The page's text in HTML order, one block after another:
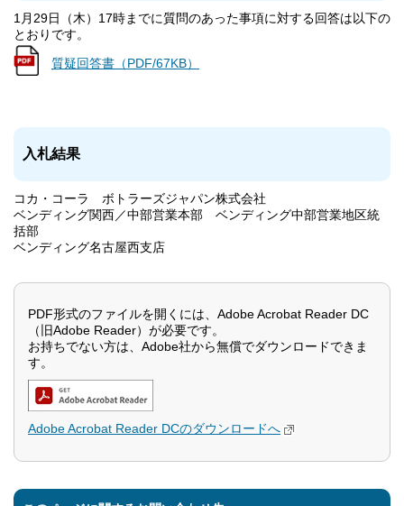
1月29日（木）17時までに質問のあった事項に対する回答は以下の
とおりです。
質疑回答書（PDF/67KB）
入札結果
コカ・コーラ ボトラーズジャパン株式会社
ベンディング関西／中部営業本部 ベンディング中部営業地区統
括部
ベンディング名古屋西支店
PDF形式のファイルを開くには、Adobe Acrobat Reader DC
（旧Adobe Reader）が必要です。
お持ちでない方は、Adobe社から無償でダウンロードできま
す。
Adobe Acrobat Reader DCのダウンロードへ